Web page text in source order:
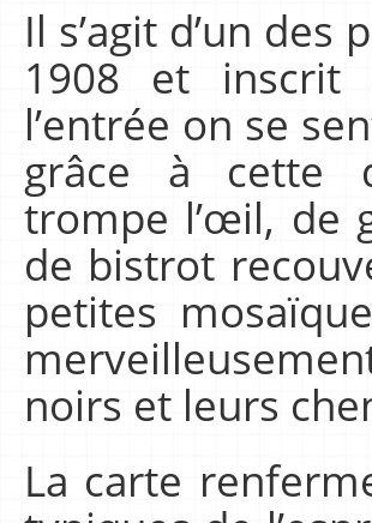
Il s’agit d’un
1908 et inscrit
l’entrée on se
grâce à cette
trompe l’œil, de
de bistrot
petites
noirs et leurs
La carte